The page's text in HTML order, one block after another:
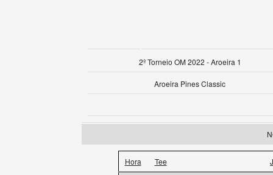
2º Torneio OM 2022 - Aroeira 1
Aroeira Pines Classic
Hora Tee